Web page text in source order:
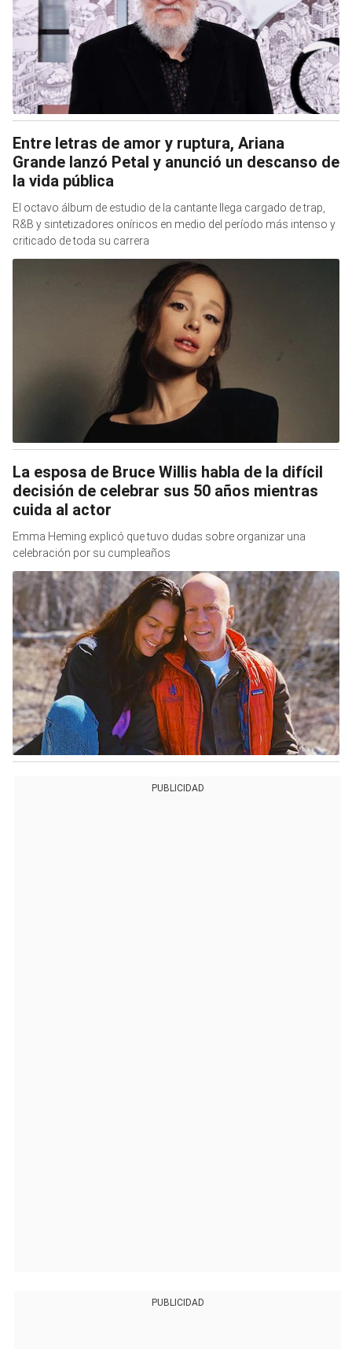
Entre letras de amor y ruptura, Ariana
Grande lanzó Petal y anunció un descanso de
la vida pública
El octavo álbum de estudio de la cantante llega cargado de trap,
R&B y sintetizadores oníricos en medio del período más intenso y
criticado de toda su carrera
La esposa de Bruce Willis habla de la difícil
decisión de celebrar sus 50 años mientras
cuida al actor
Emma Heming explicó que tuvo dudas sobre organizar una
celebración por su cumpleaños
PUBLICIDAD
PUBLICIDAD